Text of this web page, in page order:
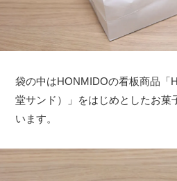
袋の中はHONMIDOの看板商品「
堂サンド）」をはじめとしたお菓
います。